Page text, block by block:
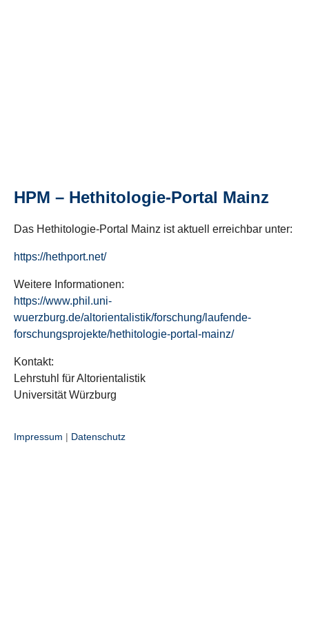
HPM – Hethitologie-Portal Mainz
Das Hethitologie-Portal Mainz ist aktuell erreichbar unter:
https://hethport.net/
Weitere Informationen:
https://www.phil.uni-
wuerzburg.de/altorientalistik/forschung/laufende-
forschungsprojekte/hethitologie-portal-mainz/
Kontakt:
Lehrstuhl für Altorientalistik
Universität Würzburg
Impressum | Datenschutz